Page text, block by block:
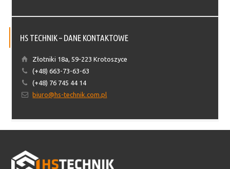
HS TECHNIK – DANE KONTAKTOWE
Złotniki 18a, 59-223 Krotoszyce
(+48) 663-73-63-63
(+48) 76 745 44 14
biuro@hs-technik.com.pl